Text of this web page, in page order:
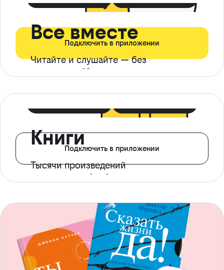
Все вместе
Читайте и слушайте — без
ограничений*
Подключить в приложении
Книги
Тысячи произведений
с доступом офлайн
Подключить в приложении